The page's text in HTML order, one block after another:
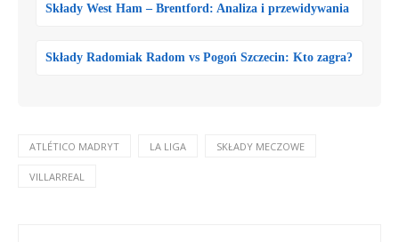
Składy West Ham – Brentford: Analiza i przewidywania
Składy Radomiak Radom vs Pogoń Szczecin: Kto zagra?
ATLÉTICO MADRYT LA LIGA SKŁADY MECZOWE
VILLARREAL